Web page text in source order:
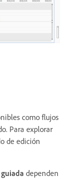
como flujos
Para explorar
de edición
dependen